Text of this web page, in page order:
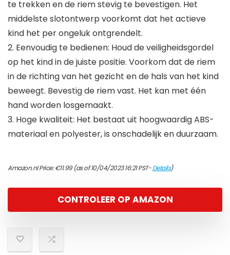
te trekken en de riem stevig te bevestigen. Het
middelste slotontwerp voorkomt dat het actieve
kind het per ongeluk ontgrendelt.
2. Eenvoudig te bedienen: Houd de veiligheidsgordel
op het kind in de juiste positie. Voorkom dat de riem
in de richting van het gezicht en de hals van het kind
beweegt. Bevestig de riem vast. Het kan met één
hand worden losgemaakt.
3. Hoge kwaliteit: Het bestaat uit hoogwaardig ABS-
materiaal en polyester, is onschadelijk en duurzaam.
Amazon.nl Price:€11.99(as of 10/04/2023 16:21 PST-Details)
CONTROLEER OP AMAZON